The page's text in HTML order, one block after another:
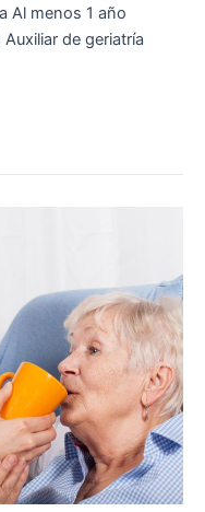
Al menos 1 año
de geriatría